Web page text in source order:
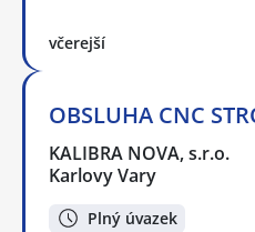
včerejší
OBSLUHA CNC
KALIBRA NOVA, s.r.o.
Karlovy Vary
Plný úvazek